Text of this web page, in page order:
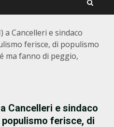
a Cancelleri e sindaco
ferisce, di populismo
ma fanno di peggio,
Cancelleri e sindaco
populismo ferisce, di